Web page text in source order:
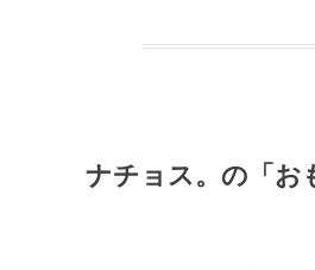
ナチョス。の「お